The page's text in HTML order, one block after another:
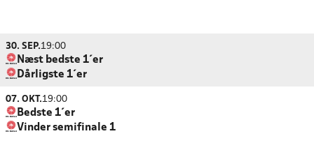
30. SEP.19:00
Næst bedste 1´er
Dårligste 1´er
07. OKT.19:00
Bedste 1´er
Vinder semifinale 1